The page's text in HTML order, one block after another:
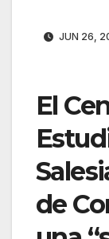
JUN 26,
El
de